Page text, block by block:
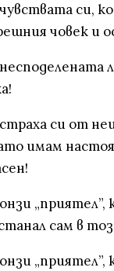
си,
човек и
си от
имам
сам в